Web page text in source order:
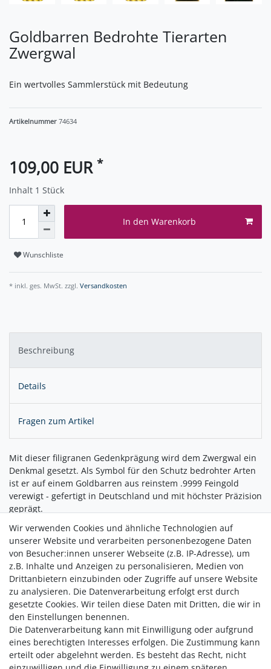
Goldbarren Bedrohte Tierarten
Zwergwal
Ein wertvolles Sammlerstück mit Bedeutung
Artikelnummer 74634
109,00 EUR *
Inhalt 1 Stück
In den Warenkorb
Wunschliste
* inkl. ges. MwSt. zzgl. Versandkosten
Beschreibung
Details
Fragen zum Artikel
Mit dieser filigranen Gedenkprägung wird dem Zwergwal ein
Denkmal gesetzt. Als Symbol für den Schutz bedrohter Arten
ist er auf einem Goldbarren aus reinstem .9999 Feingold
verewigt - gefertigt in Deutschland und mit höchster Präzision
geprägt.
Diese hochwertige Gedenkprägung ist mehr als nur ein
Sammlerstück - sie ist ein stilles Plädoyer für den Erhalt
unserer heimischen Natur. Ideal als Geschenk für
Naturliebhaber oder zur Erweiterung Ihrer Sammlung
wertvoller Goldprägungen.
Wir verwenden Cookies und ähnliche Technologien auf
unserer Website und verarbeiten personenbezogene Daten
von Besucher:innen unserer Webseite (z.B. IP-Adresse), um
z.B. Inhalte und Anzeigen zu personalisieren, Medien von
Drittanbietern einzubinden oder Zugriffe auf unsere Website
zu analysieren. Die Datenverarbeitung erfolgt erst durch
gesetzte Cookies. Wir teilen diese Daten mit Dritten, die wir in
den Einstellungen benennen.
Die Datenverarbeitung kann mit Einwilligung oder aufgrund
eines berechtigten Interesses erfolgen. Die Zustimmung kann
erteilt oder abgelehnt werden. Es besteht das Recht, nicht